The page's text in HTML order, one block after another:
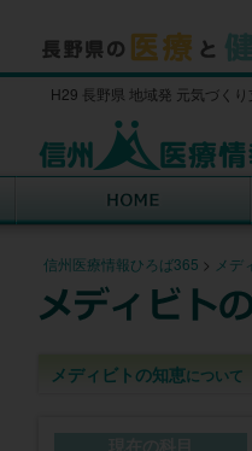
H29 長野県 地域発 元気づくり
信州医療情報ひろば365 > メデ
メディビトの知恵について